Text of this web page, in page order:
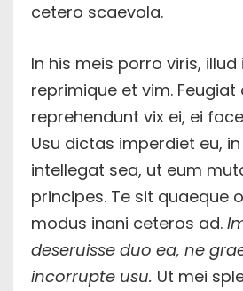
cetero scaevola.
In his meis porro viris,
reprimique et vim.
reprehendunt vix ei, ei
Usu dictas imperdiet eu,
intellegat sea, ut eum
principes. Te sit quaeque
modus inani ceteros ad.
deseruisse duo ea, ne
incorrupte usu. Ut mei